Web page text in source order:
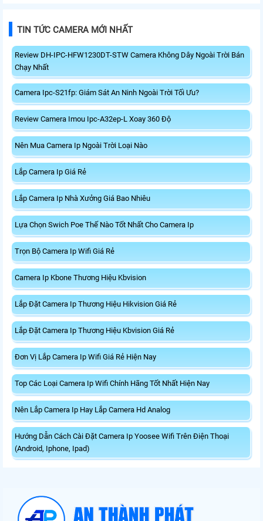
TIN TỨC CAMERA MỚI NHẤT
Review DH-IPC-HFW1230DT-STW Camera Không Dây Ngoài Trời Bán
Chạy Nhất
Camera Ipc-S21fp: Giám Sát An Ninh Ngoài Trời Tối Ưu?
Review Camera Imou Ipc-A32ep-L Xoay 360 Độ
Nên Mua Camera Ip Ngoài Trời Loại Nào
Lắp Camera Ip Giá Rẻ
Lắp Camera Ip Nhà Xưởng Giá Bao Nhiêu
Lựa Chọn Swich Poe Thế Nào Tốt Nhất Cho Camera Ip
Trọn Bộ Camera Ip Wifi Giá Rẻ
Camera Ip Kbone Thương Hiệu Kbvision
Lắp Đặt Camera Ip Thương Hiệu Hikvision Giá Rẻ
Lắp Đặt Camera Ip Thương Hiệu Kbvision Giá Rẻ
Đơn Vị Lắp Camera Ip Wifi Giá Rẻ Hiện Nay
Top Các Loại Camera Ip Wifi Chính Hãng Tốt Nhất Hiện Nay
Nên Lắp Camera Ip Hay Lắp Camera Hd Analog
Hướng Dẫn Cách Cài Đặt Camera Ip Yoosee Wifi Trên Điện Thoại
(Android, Iphone, Ipad)